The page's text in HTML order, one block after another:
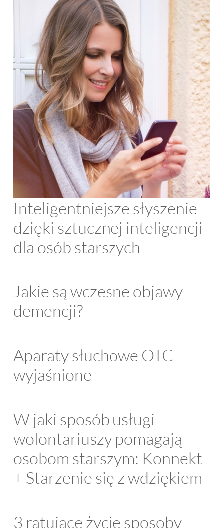
Inteligentniejsze słyszenie
dzięki sztucznej inteligencji
dla osób starszych
Jakie są wczesne objawy
demencji?
Aparaty słuchowe OTC
wyjaśnione
W jaki sposób usługi
wolontariuszy pomagają
osobom starszym: Konnekt
+ Starzenie się z wdziękiem
3 ratujące życie sposoby